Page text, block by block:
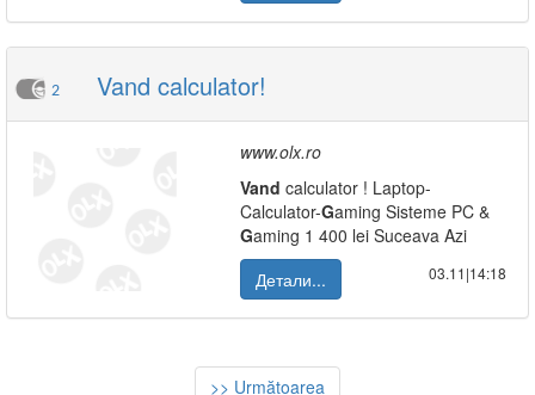
2 Vand calculator!
www.olx.ro
Vand calculator ! Laptop-
Calculator-Gaming Sisteme PC &
Gaming 1 400 lei Suceava Azi
Детали...
03.11|14:18
>> Următoarea